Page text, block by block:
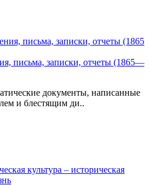
письма, записки, отчеты (1865—
документы, написан­ные
и блестящим ди..